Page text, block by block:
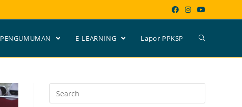
PENGUMUMAN E-LEARNING Lapor PPKSP
Search
for: